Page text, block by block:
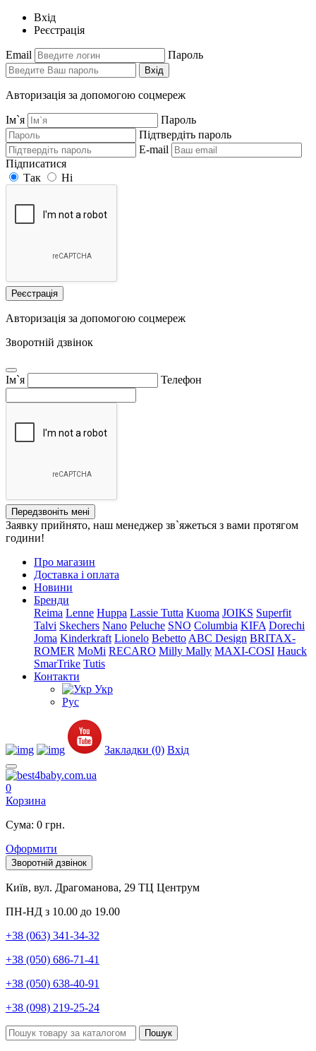
Вхід
Реєстрація
Email Пароль
Вхід
Авторизація за допомогою соцмереж
Ім`я
Пароль
Підтвердіть пароль
E-mail
Підписатися
Так
Ні
Реєстрація
Авторизація за допомогою соцмереж
Зворотній дзвінок
Ім`я Телефон
Передзвоніть мені
Заявку прийнято, наш менеджер зв`яжеться з вами протягом
години!
Про магазин
Доставка і оплата
Новини
Бренди
Reima Lenne Huppa Lassie Tutta Kuoma JOIKS Superfit
Talvi Skechers Nano Peluche SNO Columbia KIFA Dorechi
Joma Kinderkraft Lionelo Bebetto ABC Design BRITAX-
ROMER MoMi RECARO Milly Mally MAXI-COSI Hauck
SmarTrike Tutis
Контакти
Укр
Рус
Закладки (0) Вхід
0
Корзина
Сума: 0 грн.
Оформити
Зворотній дзвінок
Київ, вул. Драгоманова, 29 ТЦ Центрум
ПН-НД з 10.00 до 19.00
+38 (063) 341-34-32
+38 (050) 686-71-41
+38 (050) 638-40-91
+38 (098) 219-25-24
Пошук